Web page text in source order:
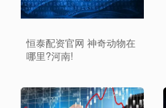
恒泰配资官网 神奇动物在
哪里?河南!